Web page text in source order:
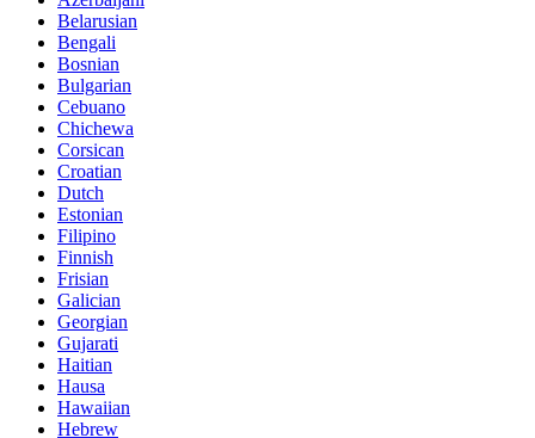
Belarusian
Bengali
Bosnian
Bulgarian
Cebuano
Chichewa
Corsican
Croatian
Dutch
Estonian
Filipino
Finnish
Frisian
Galician
Georgian
Gujarati
Haitian
Hausa
Hawaiian
Hebrew